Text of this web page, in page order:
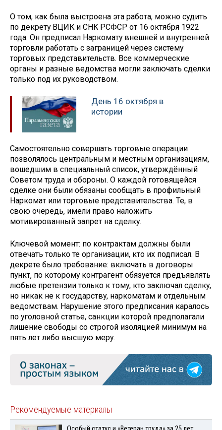
О том, как была выстроена эта работа, можно судить
по декрету ВЦИК и СНК РСФСР от 16 октября 1922
года. Он предписал Наркомату внешней и внутренней
торговли работать с заграницей через систему
торговых представительств. Все коммерческие
органы и разные ведомства могли заключать сделки
только под их руководством.
День 16 октября в
истории
Самостоятельно совершать торговые операции
позволялось центральным и местным организациям,
вошедшим в специальный список, утверждённый
Советом труда и обороны. О каждой готовящейся
сделке они были обязаны сообщать в профильный
Наркомат или торговые представительства. Те, в
свою очередь, имели право наложить
мотивированный запрет на сделку.
Ключевой момент: по контрактам должны были
отвечать только те организации, кто их подписал. В
декрете было требование: включать в договоры
пункт, по которому контрагент обязуется предъявлять
любые претензии только к тому, кто заключал сделку,
но никак не к государству, наркоматам и отдельным
ведомствам. Нарушение этого предписания каралось
по уголовной статье, санкции которой предполагали
лишение свободы со строгой изоляцией минимум на
пять лет либо высшую меру.
Рекомендуемые материалы